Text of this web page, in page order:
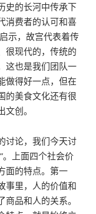
史的长河中传承下
消费者的认可和喜
示，故宫代表着传
很现代的，传统的
这也是我们团队一
做得好一点，但在
的美食文化还有很
文创。
讨论，我们今天讨
。上面四个社会价
面的特点。第一
事里，人的价值和
品和人的关系。